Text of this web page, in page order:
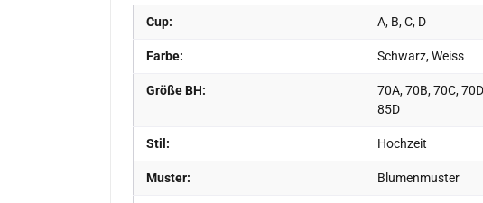
Cup: A, B, C, D
Farbe: Schwarz, Weiss
Größe BH:
70A, 70B, 70C,
85D
Stil: Hochzeit
Muster: Blumenmuster